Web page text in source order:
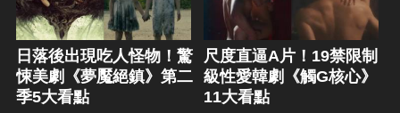
日落後出現吃人怪物！驚
悚美劇《夢魘絕鎮》第二
季5大看點
尺度直逼A片！19禁限制
級性愛韓劇《觸G核心》
11大看點